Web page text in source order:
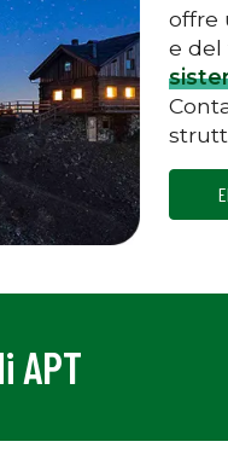
offre
e del
APT